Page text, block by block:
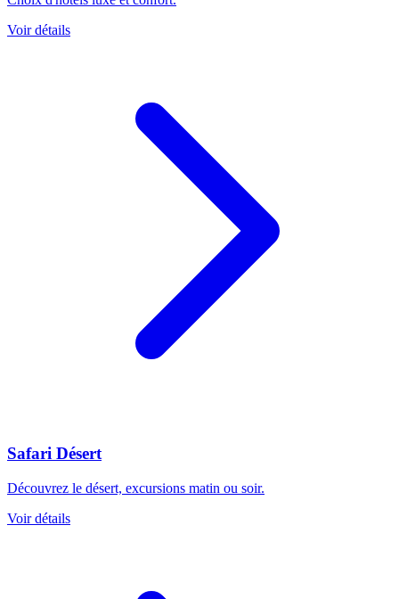
Voir détails
Safari Désert
Découvrez le désert, excursions matin ou soir.
Voir détails